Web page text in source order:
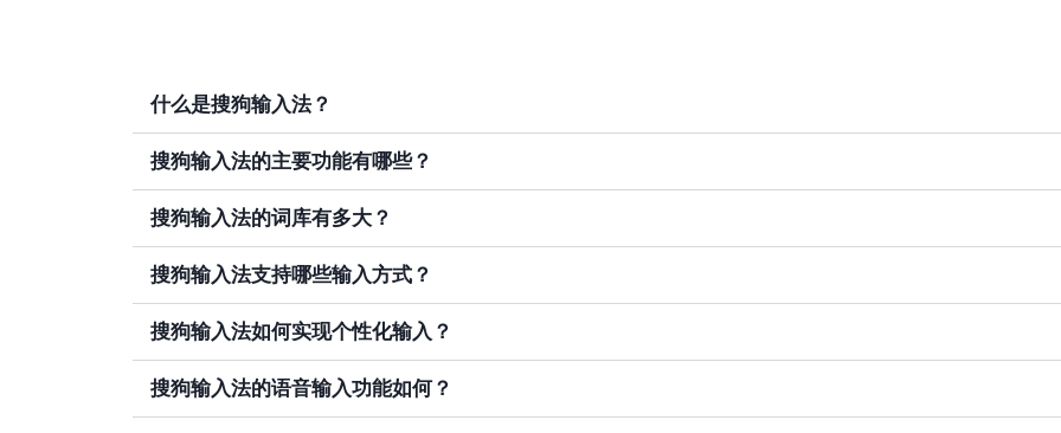
什么是搜狗输入法？
搜狗输入法的主要功能有哪些？
搜狗输入法的词库有多大？
搜狗输入法支持哪些输入方式？
搜狗输入法如何实现个性化输入？
搜狗输入法的语音输入功能如何？